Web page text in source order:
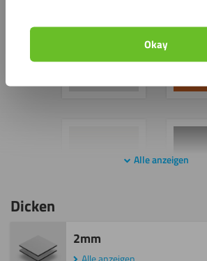
Okay
Alle anzeigen
Dicken
2mm